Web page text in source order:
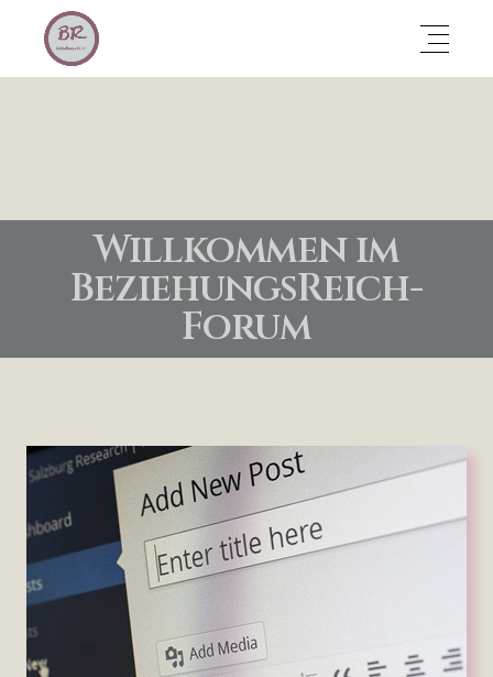
Willkommen im
BeziehungsReich-
Forum